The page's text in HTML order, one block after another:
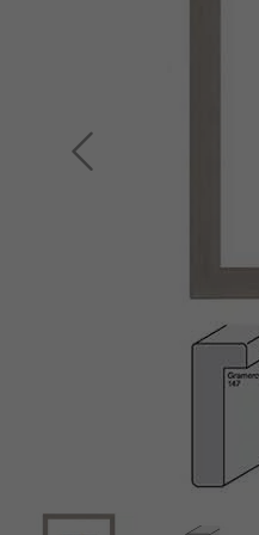
Retour